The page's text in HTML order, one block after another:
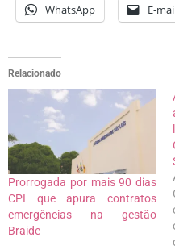
WhatsApp E-
Relacionado
Prorrogada por mais 90 dias
CPI que apura contratos
emergências na gestão
Braide